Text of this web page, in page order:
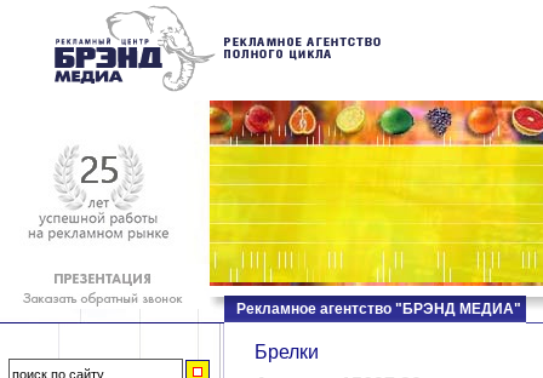
Рекламное агентство "БРЭНД МЕДИА"
Брелки